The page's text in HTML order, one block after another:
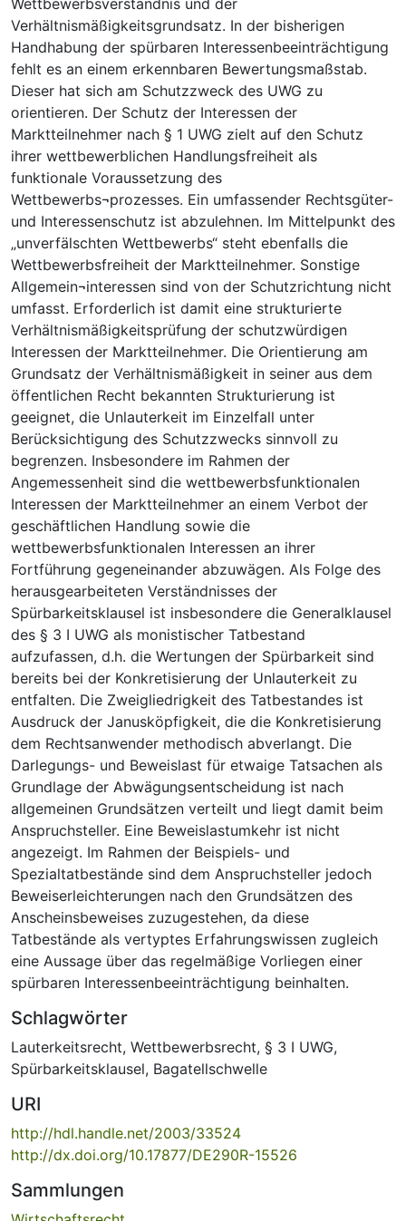
Verhältnismäßigkeitsgrundsatz. In der bisherigen
Handhabung der spürbaren Interessenbeeinträchtigung
fehlt es an einem erkennbaren Bewertungsmaßstab.
Dieser hat sich am Schutzzweck des UWG zu
orientieren. Der Schutz der Interessen der
Marktteilnehmer nach § 1 UWG zielt auf den Schutz
ihrer wettbewerblichen Handlungsfreiheit als
funktionale Voraussetzung des
Wettbewerbs¬prozesses. Ein umfassender Rechtsgüter-
und Interessenschutz ist abzulehnen. Im Mittelpunkt des
„unverfälschten Wettbewerbs“ steht ebenfalls die
Wettbewerbsfreiheit der Marktteilnehmer. Sonstige
Allgemein¬interessen sind von der Schutzrichtung nicht
umfasst. Erforderlich ist damit eine strukturierte
Verhältnismäßigkeitsprüfung der schutzwürdigen
Interessen der Marktteilnehmer. Die Orientierung am
Grundsatz der Verhältnismäßigkeit in seiner aus dem
öffentlichen Recht bekannten Strukturierung ist
geeignet, die Unlauterkeit im Einzelfall unter
Berücksichtigung des Schutzzwecks sinnvoll zu
begrenzen. Insbesondere im Rahmen der
Angemessenheit sind die wettbewerbsfunktionalen
Interessen der Marktteilnehmer an einem Verbot der
geschäftlichen Handlung sowie die
wettbewerbsfunktionalen Interessen an ihrer
Fortführung gegeneinander abzuwägen. Als Folge des
herausgearbeiteten Verständnisses der
Spürbarkeitsklausel ist insbesondere die Generalklausel
des § 3 I UWG als monistischer Tatbestand
aufzufassen, d.h. die Wertungen der Spürbarkeit sind
bereits bei der Konkretisierung der Unlauterkeit zu
entfalten. Die Zweigliedrigkeit des Tatbestandes ist
Ausdruck der Janusköpfigkeit, die die Konkretisierung
dem Rechtsanwender methodisch abverlangt. Die
Darlegungs- und Beweislast für etwaige Tatsachen als
Grundlage der Abwägungsentscheidung ist nach
allgemeinen Grundsätzen verteilt und liegt damit beim
Anspruchsteller. Eine Beweislastumkehr ist nicht
angezeigt. Im Rahmen der Beispiels- und
Spezialtatbestände sind dem Anspruchsteller jedoch
Beweiserleichterungen nach den Grundsätzen des
Anscheinsbeweises zuzugestehen, da diese
Tatbestände als vertyptes Erfahrungswissen zugleich
eine Aussage über das regelmäßige Vorliegen einer
spürbaren Interessenbeeinträchtigung beinhalten.
Schlagwörter
Lauterkeitsrecht, Wettbewerbsrecht, § 3 I UWG,
Spürbarkeitsklausel, Bagatellschwelle
URI
http://hdl.handle.net/2003/33524
http://dx.doi.org/10.17877/DE290R-15526
Sammlungen